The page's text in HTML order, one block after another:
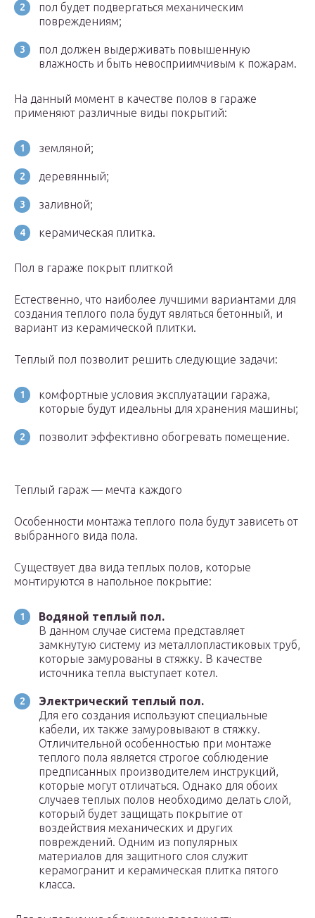
пол будет подвергаться механическим
повреждениям;
пол должен выдерживать повышенную
влажность и быть невосприимчивым к пожарам.
На данный момент в качестве полов в гараже
применяют различные виды покрытий:
земляной;
деревянный;
заливной;
керамическая плитка.
Пол в гараже покрыт плиткой
Естественно, что наиболее лучшими вариантами для
создания теплого пола будут являться бетонный, и
вариант из керамической плитки.
Теплый пол позволит решить следующие задачи:
комфортные условия эксплуатации гаража,
которые будут идеальны для хранения машины;
позволит эффективно обогревать помещение.
Теплый гараж — мечта каждого
Особенности монтажа теплого пола будут зависеть от
выбранного вида пола.
Существует два вида теплых полов, которые
монтируются в напольное покрытие:
Водяной теплый пол.
В данном случае система представляет
замкнутую систему из металлопластиковых труб,
которые замурованы в стяжку. В качестве
источника тепла выступает котел.
Электрический теплый пол.
Для его создания используют специальные
кабели, их также замуровывают в стяжку.
Отличительной особенностью при монтаже
теплого пола является строгое соблюдение
предписанных производителем инструкций,
которые могут отличаться. Однако для обоих
случаев теплых полов необходимо делать слой,
который будет защищать покрытие от
воздействия механических и других
повреждений. Одним из популярных
материалов для защитного слоя служит
керамогранит и керамическая плитка пятого
класса.